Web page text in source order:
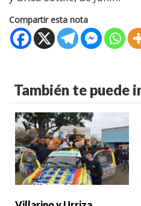
Compartir esta nota
También te puede